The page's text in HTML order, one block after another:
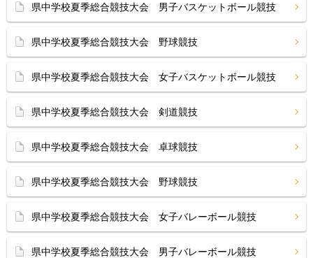
県中学校夏季総合競技大会 男子バスケットボール競技
県中学校夏季総合競技大会 野球競技
県中学校夏季総合競技大会 女子バスケットボール競技
県中学校夏季総合競技大会 剣道競技
県中学校夏季総合競技大会 卓球競技
県中学校夏季総合競技大会 野球競技
県中学校夏季総合競技大会 女子バレーボール競技
県中学校夏季総合競技大会 男子バレーボール競技